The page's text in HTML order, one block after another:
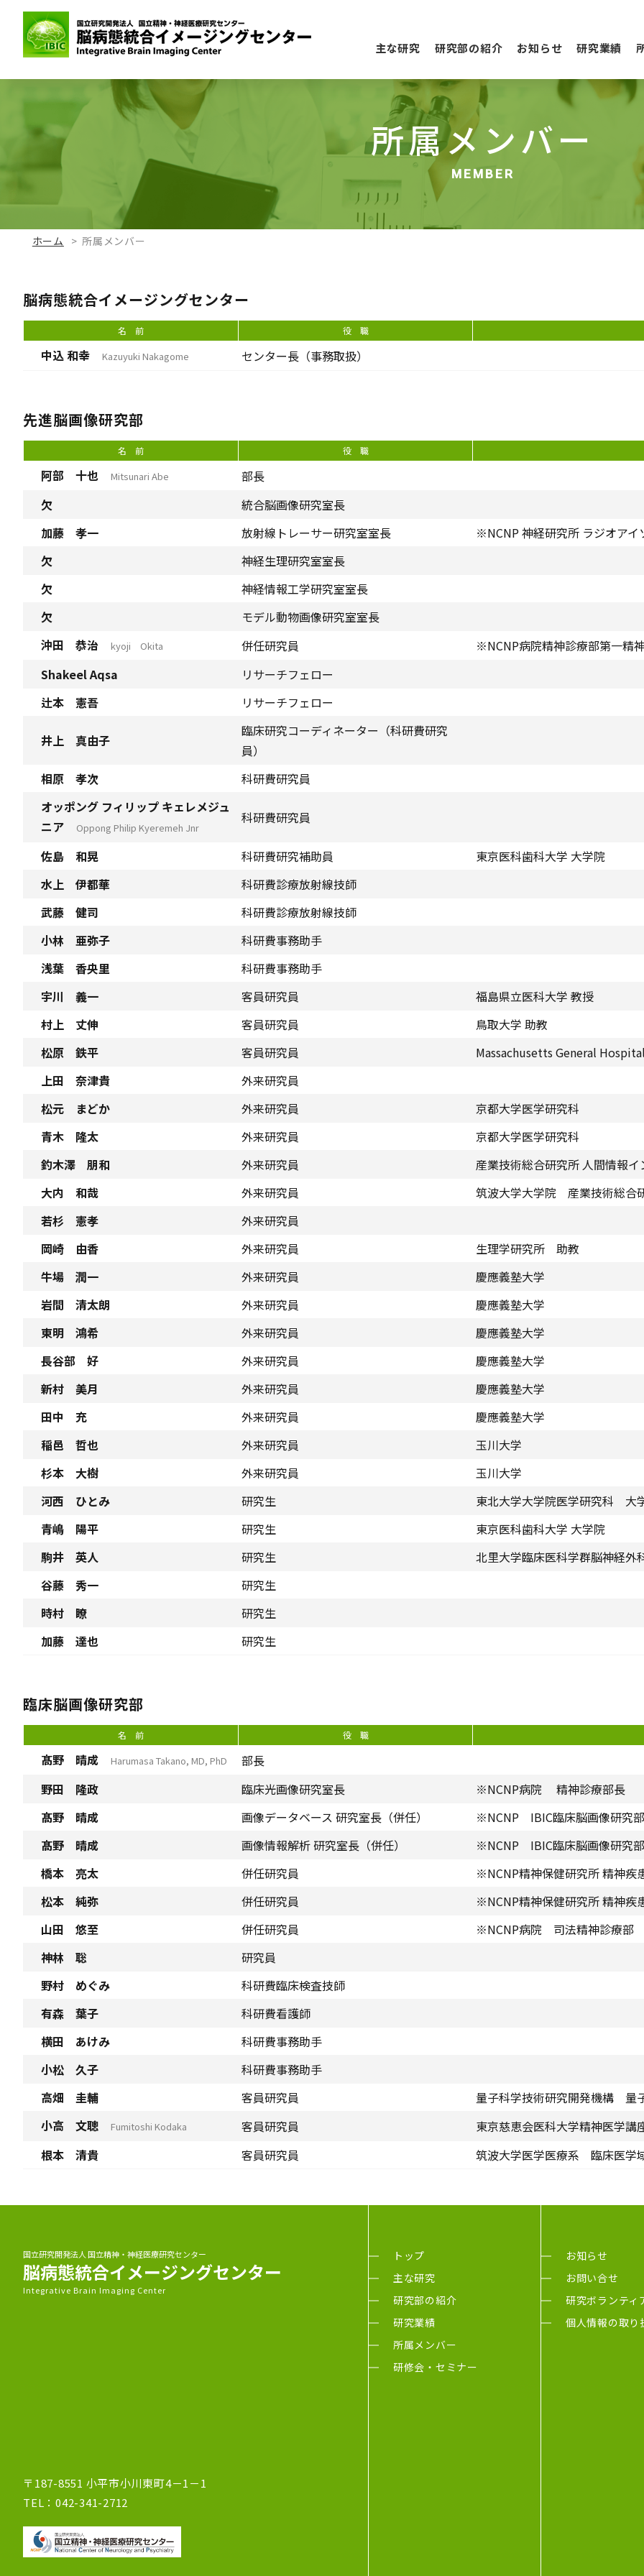
主な研究 研究部の紹介 お知らせ 研究業績
所属メンバー
MEMBER
ホーム 所属メンバー
脳病態統合イメージングセンター
名 前 役 職
中込 和幸 Kazuyuki Nakagome センター長（事務取扱）
先進脳画像研究部
名 前 役 職
阿部 十也 Mitsunari Abe
部長
欠
統合脳画像研究室長
加藤 孝一
放射線トレーサー研究室室長
※NCNP 神経研究所 ラジオアイ
欠
神経生理研究室室長
欠
神経情報工学研究室室長
欠
モデル動物画像研究室室長
沖田 恭治
kyoji Okita 併任研究員
※NCNP病院精神診療部第一精
Shakeel Aqsa
リサーチフェロー
辻本 憲吾
リサーチフェロー
井上 真由子
臨床研究コーディネーター（科研費研究
員）
相原 孝次
科研費研究員
オッポング フィリップ キェレメジュ
ニア
Oppong Philip Kyeremeh Jnr
科研費研究員
佐島 和晃 科研費研究補助員
東京医科歯科大学 大学院
水上 伊都華
科研費診療放射線技師
武藤 健司
科研費診療放射線技師
小林 亜弥子
科研費事務助手
浅葉 香央里
科研費事務助手
宇川 義一
客員研究員
福島県立医科大学 教授
村上 丈伸
客員研究員
鳥取大学 助教
松原 鉄平
客員研究員
Massachusetts General
上田 奈津貴
外来研究員
松元 まどか
外来研究員
京都大学医学研究科
青木 隆太
外来研究員
京都大学医学研究科
釣木澤 朋和
外来研究員
産業技術総合研究所 人間情報
大内 和哉
外来研究員
筑波大学大学院 産業技術総合
若杉 憲孝
外来研究員
岡崎 由香
外来研究員
生理学研究所 助教
牛場 潤一
外来研究員
慶應義塾大学
岩間 清太朗
外来研究員
慶應義塾大学
東明 鴻希
外来研究員
慶應義塾大学
長谷部 好
外来研究員
慶應義塾大学
新村 美月
外来研究員
慶應義塾大学
田中 充
外来研究員
慶應義塾大学
稲邑 哲也
外来研究員
玉川大学
杉本 大樹
外来研究員
玉川大学
河西 ひとみ
研究生
東北大学大学院医学研究科 大
青嶋 陽平
研究生
東京医科歯科大学 大学院
駒井 英人
研究生
北里大学臨床医科学群脳神経
谷藤 秀一
研究生
時村 瞭
研究生
加藤 達也
研究生
臨床脳画像研究部
名 前 役 職
髙野 晴成 Harumasa Takano, MD, PhD
部長
野田 隆政
臨床光画像研究室長
※NCNP病院 精神診療部長
髙野 晴成
画像データベース 研究室長（併任）
※NCNP IBIC臨床脳画像研究
髙野 晴成
画像情報解析 研究室長（併任）
※NCNP IBIC臨床脳画像研究
橋本 亮太
併任研究員
※NCNP精神保健研究所 精神疾
松本 純弥
併任研究員
※NCNP精神保健研究所 精神
山田 悠至
併任研究員
※NCNP病院 司法精神診療部
神林 聡
研究員
野村 めぐみ
科研費臨床検査技師
有森 葉子
科研費看護師
横田 あけみ
科研費事務助手
小松 久子
科研費事務助手
高畑 圭輔
客員研究員
量子科学技術研究開発機構 量
小高 文聰
Fumitoshi Kodaka 客員研究員
東京慈恵会医科大学精神医学
根本 清貴
客員研究員 筑波大学医学医療系 臨床医
国立研究開発法人 国立精神・神経医療研究センター
脳病態統合イメージングセンター
Integrative Brain Imaging Center
〒187-8551 小平市小川東町4－1－1
TEL：042-341-2712
トップ
主な研究
研究部の紹介
研究業績
所属メンバー
研修会・セミナー
お知らせ
お問い合せ
研究ボランティ
個人情報の取り